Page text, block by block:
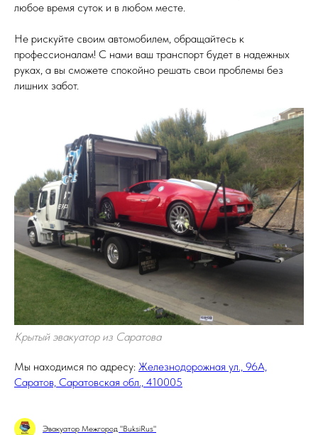
любое время суток и в любом месте.
Не рискуйте своим автомобилем, обращайтесь к
профессионалам! С нами ваш транспорт будет в надежных
руках, а вы сможете спокойно решать свои проблемы без
лишних забот.
Крытый эвакуатор из Саратова
Мы находимся по адресу: Железнодорожная ул., 96А,
Саратов, Саратовская обл., 410005
Эвакуатор Межгород "BuksiRus"